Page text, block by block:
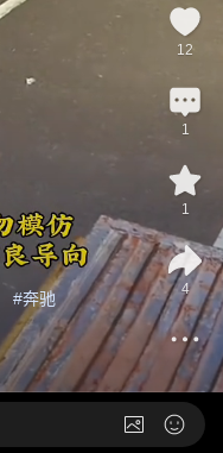
#奔驰
12
1
1
4